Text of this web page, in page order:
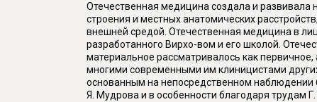
Отечественная медицина создала и развивала
строения и местных анатомических
внешней средой. Отечественная медицина в
разработанного Вирхо-вом и его школой.
материальное рассматривалось как
многими современными им клиницистами
основанным на непосредственном наблюдении
Я. Мудрова и в особенности благодаря трудам